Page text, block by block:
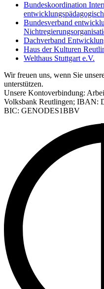
Bundeskoordination
Bundesverband
Dachverband
Haus der Kulturen
Welthaus Stuttgart e.V.
Wir freuen uns, wenn Sie
unterstützen.
Unsere Kontoverbindung:
Volksbank Reutlingen; IBAN:
BIC: GENODES1BBV